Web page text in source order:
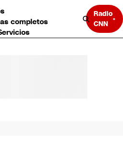
completos
Radio
CNN